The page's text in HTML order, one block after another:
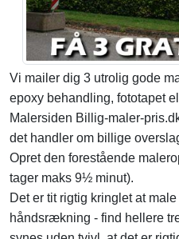
Vi mailer dig 3 utrolig gode
epoxy behandling, fototapet
Malersiden Billig-maler-
det handler om billige
Opret den forestående
tager maks 9½ minut).
Det er tit rigtig kringlet at
håndsrækning - find hellere